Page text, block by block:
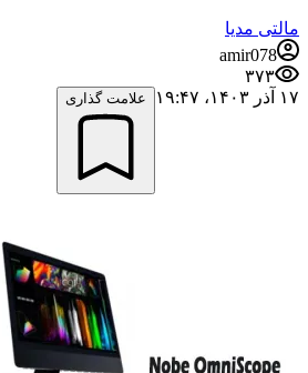
مالتی مدیا
amir078
۳۷۳
۱۷ آذر ۱۴۰۳،‏ ۱۹:۴۷
علامت گذاری